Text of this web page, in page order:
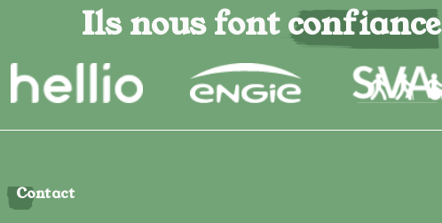
Ils nous font confiance
Contact